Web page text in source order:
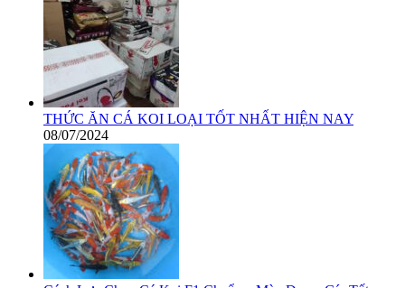
THỨC ĂN CÁ KOI LOẠI TỐT NHẤT HIỆN NAY
08/07/2024